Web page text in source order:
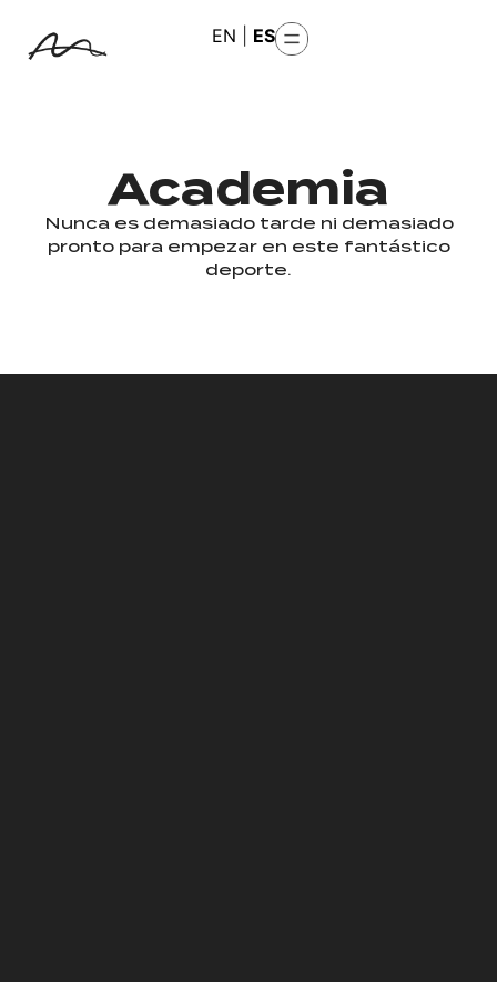
EN ES
Academia
Nunca es demasiado tarde ni demasiado
pronto para empezar en este fantástico
deporte.